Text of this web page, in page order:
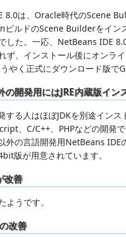
8.0は、Oracle時代のScene
ビルドのScene Builderをイン
した。一応、NetBeans IDE
ず、インストール後にオンラ
やく正式にダウンロード版で
の開発用にはJRE内蔵版イン
する人はほぼJDKを別途イン
、C/C++、PHPなどの開発
外の言語開発用NetBeans IDE
版が用意されています。
改善
ようです。
改善